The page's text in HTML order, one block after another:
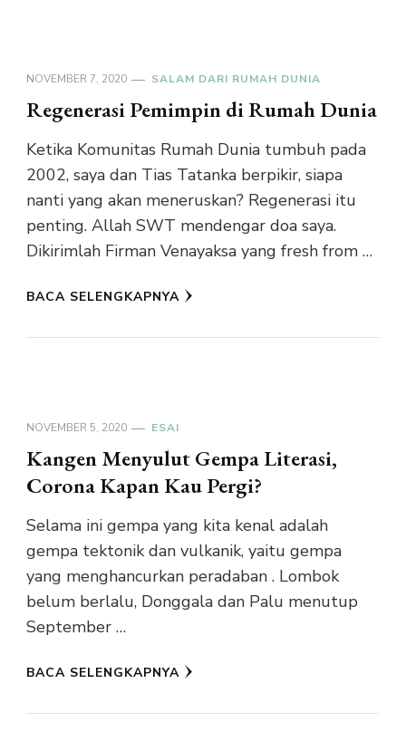
NOVEMBER 7, 2020 SALAM DARI RUMAH DUNIA
Regenerasi Pemimpin di Rumah Dunia
Ketika Komunitas Rumah Dunia tumbuh pada
2002, saya dan Tias Tatanka berpikir, siapa
nanti yang akan meneruskan? Regenerasi itu
penting. Allah SWT mendengar doa saya.
Dikirimlah Firman Venayaksa yang fresh from …
BACA SELENGKAPNYA
NOVEMBER 5, 2020 ESAI
Kangen Menyulut Gempa Literasi,
Corona Kapan Kau Pergi?
Selama ini gempa yang kita kenal adalah
gempa tektonik dan vulkanik, yaitu gempa
yang menghancurkan peradaban . Lombok
belum berlalu, Donggala dan Palu menutup
September …
BACA SELENGKAPNYA